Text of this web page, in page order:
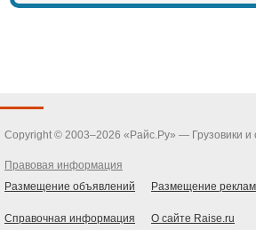
Copyright © 2003–2026 «Райс.Ру» — Грузовики и
Правовая информация
Размещение объявлений
Размещение
Справочная информация О сайте Raise.ru